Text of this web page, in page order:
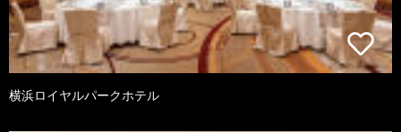
横浜ロイヤルパークホテル